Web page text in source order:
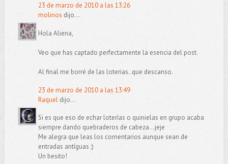
23 de marzo de 2010 a las 13:26
molinos dijo...
Hola Aliena,
Veo que has captado perfectamente la esencia del post.
Al final me borré de las loterias..que descanso.
23 de marzo de 2010 a las 13:49
Raqueldijo...
Si es que eso de echar loterías o quinielas en grupo acaba
siempre dando quebraderos de cabeza...jeje
Me alegra que leas los comentarios aunque sean de
entradas antíguas ;)
Un besito!